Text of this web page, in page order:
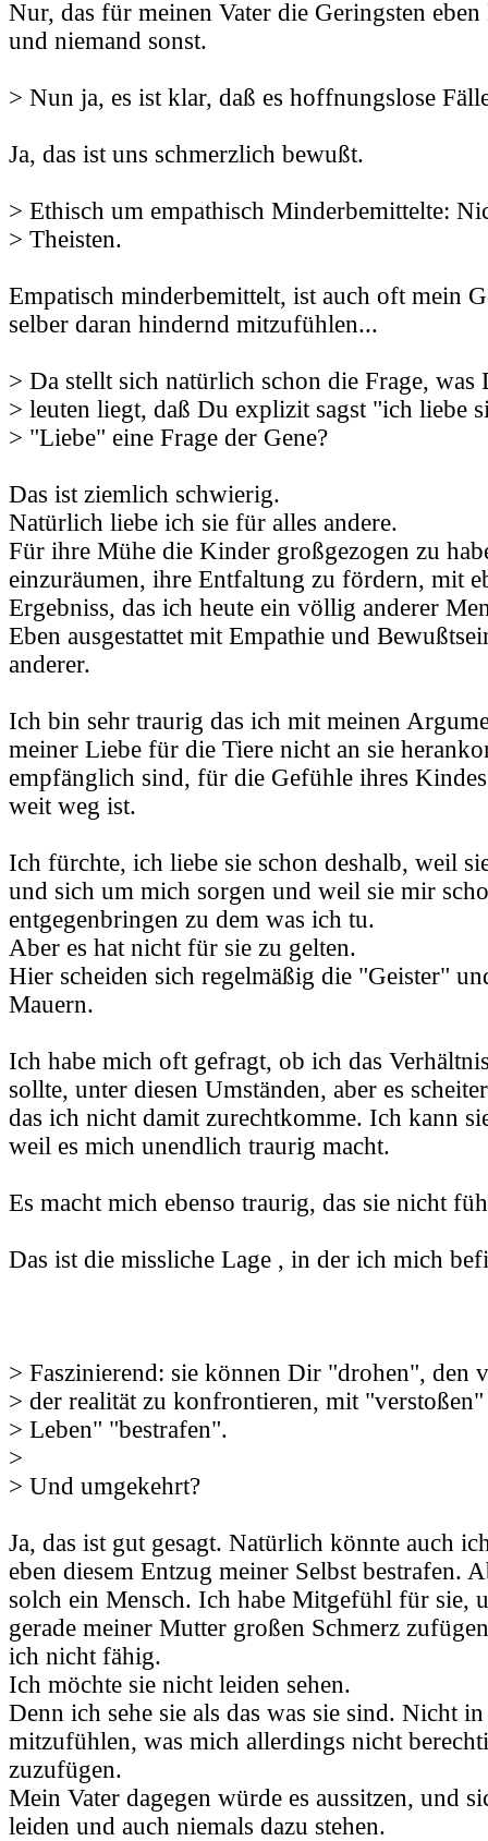
Nur, das für meinen Vater die Geringsten
und niemand sonst.
> Nun ja, es ist klar, daß es hoffnungslose
Ja, das ist uns schmerzlich bewußt.
> Ethisch um empathisch Minderbemittelte:
> Theisten.
Empatisch minderbemittelt, ist auch oft mein
selber daran hindernd mitzufühlen...
> Da stellt sich natürlich schon die Frage, was
> leuten liegt, daß Du explizit sagst "ich liebe
> "Liebe" eine Frage der Gene?
Das ist ziemlich schwierig.
Natürlich liebe ich sie für alles andere.
Für ihre Mühe die Kinder großgezogen zu
einzuräumen, ihre Entfaltung zu fördern, mit
Ergebniss, das ich heute ein völlig anderer
Eben ausgestattet mit Empathie und
anderer.
Ich bin sehr traurig das ich mit meinen
meiner Liebe für die Tiere nicht an sie
empfänglich sind, für die Gefühle ihres
weit weg ist.
Ich fürchte, ich liebe sie schon deshalb, weil
und sich um mich sorgen und weil sie mir
entgegenbringen zu dem was ich tu.
Aber es hat nicht für sie zu gelten.
Hier scheiden sich regelmäßig die "Geister"
Mauern.
Ich habe mich oft gefragt, ob ich das
sollte, unter diesen Umständen, aber es
das ich nicht damit zurechtkomme. Ich kann
weil es mich unendlich traurig macht.
Es macht mich ebenso traurig, das sie nicht
Das ist die missliche Lage , in der ich mich
> Faszinierend: sie können Dir "drohen", den
> der realität zu konfrontieren, mit
> Leben" "bestrafen".
>
> Und umgekehrt?
Ja, das ist gut gesagt. Natürlich könnte auch
eben diesem Entzug meiner Selbst bestrafen.
solch ein Mensch. Ich habe Mitgefühl für sie,
gerade meiner Mutter großen Schmerz
ich nicht fähig.
Ich möchte sie nicht leiden sehen.
Denn ich sehe sie als das was sie sind. Nicht
mitzufühlen, was mich allerdings nicht
zuzufügen.
Mein Vater dagegen würde es aussitzen, und
leiden und auch niemals dazu stehen.